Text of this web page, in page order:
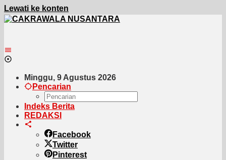
Lewati ke konten
Minggu, 9 Agustus 2026
Pencarian
Indeks Berita
REDAKSI
Facebook
Twitter
Pinterest